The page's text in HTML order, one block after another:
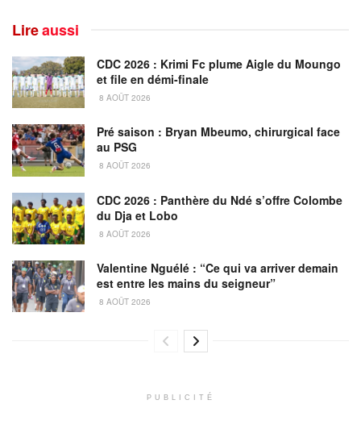
Lireaussi
CDC 2026 : Krimi Fc plume Aigle du Moungo
et file en démi-finale
8 AOÛT 2026
Pré saison : Bryan Mbeumo, chirurgical face
au PSG
8 AOÛT 2026
CDC 2026 : Panthère du Ndé s’offre Colombe
du Dja et Lobo
8 AOÛT 2026
Valentine Nguélé : “Ce qui va arriver demain
est entre les mains du seigneur”
8 AOÛT 2026
PUBLICITÉ